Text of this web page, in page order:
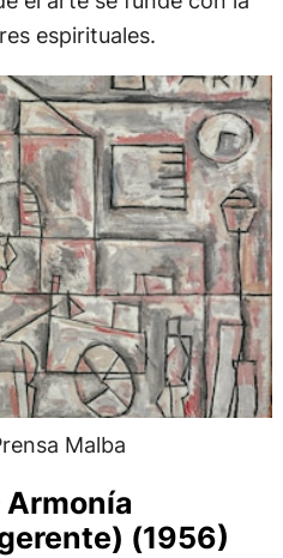
espirituales.
Malba
Armonía
(1956)